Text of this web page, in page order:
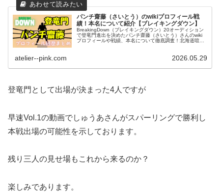
パンチ齋藤（さいとう）のwikiプロフィール戦
績！本名について紹介【ブレイキングダウン】
BreakingDown（ブレイキングダウン）20オーディション
で登竜門進出を決めたパンチ齋藤（さいとう）さんのwiki
プロフィールや戦績、本名について徹底調査！北海道喧嘩
atelier--pink.com 2026.05.29
登竜門として出場が決まった4人ですが
早速Vol.1の動画でしゅうあさんがスパーリングで勝利し
本戦出場の可能性を示しております。
残り三人の見せ場もこれから来るのか？
楽しみであります。